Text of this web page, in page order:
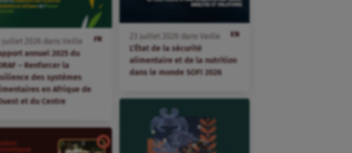
FR
juillet dans
Veille
annuel 2025 du
– Renforcer la
des systèmes
en Afrique de
et du Centre
EN
juillet dans
Veille
L’État de la sécurité
alimentaire et de la nutrition
dans le monde SOFI 2026